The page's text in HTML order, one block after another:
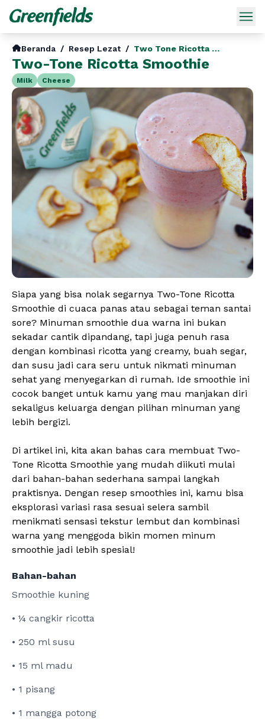
Beranda / Resep Lezat / Two Tone Ricotta Smoothie
Two-Tone Ricotta Smoothie
Milk Cheese
Siapa yang bisa nolak segarnya Two-Tone Ricotta
Smoothie di cuaca panas atau sebagai teman santai
sore? Minuman smoothie dua warna ini bukan
sekadar cantik dipandang, tapi juga penuh rasa
dengan kombinasi ricotta yang creamy, buah segar,
dan susu jadi cara seru untuk nikmati minuman
sehat yang menyegarkan di rumah. Ide smoothie ini
cocok banget untuk kamu yang mau manjakan diri
sekaligus keluarga dengan pilihan minuman yang
lebih bergizi.
Di artikel ini, kita akan bahas cara membuat Two-
Tone Ricotta Smoothie yang mudah diikuti mulai
dari bahan-bahan sederhana sampai langkah
praktisnya. Dengan resep smoothies ini, kamu bisa
eksplorasi variasi rasa sesuai selera sambil
menikmati sensasi tekstur lembut dan kombinasi
warna yang menggoda bikin momen minum
smoothie jadi lebih spesial!
Bahan-bahan
Smoothie kuning
• ¼ cangkir ricotta
• 250 ml susu
• 15 ml madu
• 1 pisang
• 1 mangga potong